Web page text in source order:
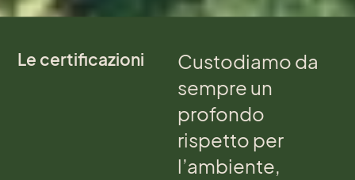
Le certificazioni
Custodiamo da
sempre un
profondo
rispetto per
l’ambiente,